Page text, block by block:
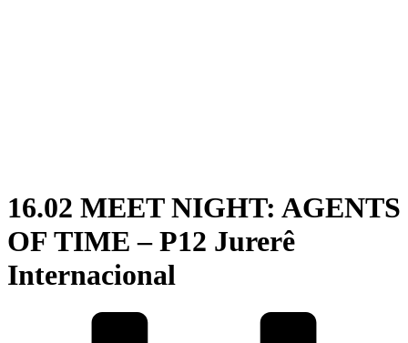
16.02 MEET NIGHT: AGENTS
OF TIME – P12 Jurerê
Internacional